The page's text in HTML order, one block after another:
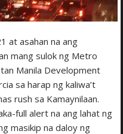
at asahan na ang
mang sulok ng Metro
Manila Development
sa harap ng kaliwa’t
rush sa Kamaynilaan.
full alert na ang lahat ng
masikip na daloy ng